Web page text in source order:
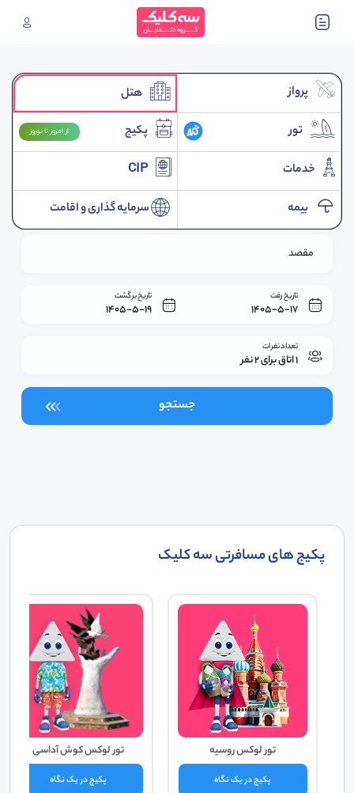
پرواز
هتل
تور
پکیج از امروز تا نوروز
خدمات CIP
بیمه سرمایه گذاری و اقامت
مقصد
تاریخ رفت
1405-5-17
تاریخ برگشت
1405-5-19
تعداد نفرات
1 اتاق برای 2 نفر
جستجو
پکیج های مسافرتی سه کلیک
تور لوکس روسیه
پکیج در یک نگاه
تور لوکس کوش آداسی
پکیج در یک نگاه